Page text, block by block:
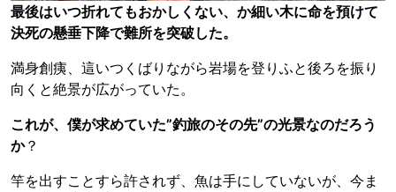
最後はいつ折れてもおかしくない、か細い木に命を預けて
決死の懸垂下降で難所を突破した。
満身創痍、這いつくばりながら岩場を登りふと後ろを振り
向くと絶景が広がっていた。
これが、僕が求めていた”釣旅のその先”の光景なのだろう
か？
竿を出すことすら許されず、魚は手にしていないが、今ま